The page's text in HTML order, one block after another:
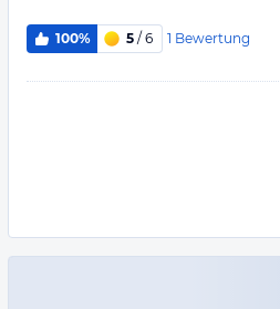
100% 5 / 6 1 Bewertung